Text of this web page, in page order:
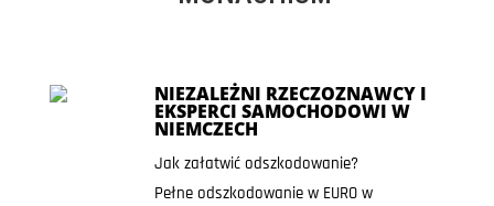
NIEZALEŻNI RZECZOZNAWCY I
EKSPERCI SAMOCHODOWI W
NIEMCZECH
Jak załatwić odszkodowanie?
Pełne odszkodowanie w EURO w